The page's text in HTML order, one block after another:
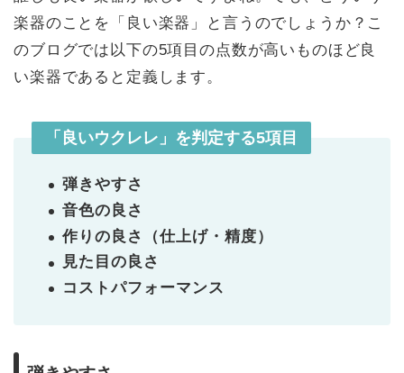
楽器のことを「良い楽器」と言うのでしょうか？こ
のブログでは以下の5項目の点数が高いものほど良
い楽器であると定義します。
「良いウクレレ」を判定する5項目
弾きやすさ
音色の良さ
作りの良さ（仕上げ・精度）
見た目の良さ
コストパフォーマンス